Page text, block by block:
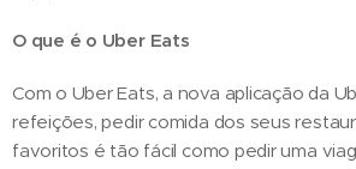
O que é o Uber Eats
Com o Uber Eats, a nova aplicação da
refeições, pedir comida dos seus
favoritos é tão fácil como pedir uma